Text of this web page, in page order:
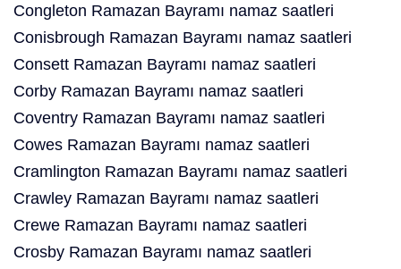
Congleton Ramazan Bayramı namaz saatleri
Conisbrough Ramazan Bayramı namaz saatleri
Consett Ramazan Bayramı namaz saatleri
Corby Ramazan Bayramı namaz saatleri
Coventry Ramazan Bayramı namaz saatleri
Cowes Ramazan Bayramı namaz saatleri
Cramlington Ramazan Bayramı namaz saatleri
Crawley Ramazan Bayramı namaz saatleri
Crewe Ramazan Bayramı namaz saatleri
Crosby Ramazan Bayramı namaz saatleri